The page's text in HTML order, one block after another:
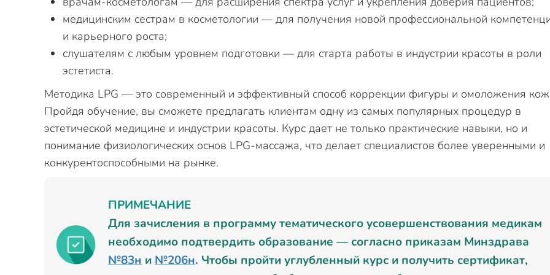
медицинским сестрам в косметологии — для получения новой профессиональной
и карьерного роста;
слушателям с любым уровнем подготовки — для старта работы в индустрии красоты в роли
эстетиста.
Методика LPG — это современный и эффективный способ коррекции фигуры и омоложения
Пройдя обучение, вы сможете предлагать клиентам одну из самых популярных процедур в
эстетической медицине и индустрии красоты. Курс дает не только практические навыки, но и
понимание физиологических основ LPG-массажа, что делает специалистов более уверенными и
конкурентоспособными на рынке.
ПРИМЕЧАНИЕ
Для зачисления в программу тематического усовершенствования медикам
необходимо подтвердить образование — согласно приказам Минздрава
№83н и №206н. Чтобы пройти углубленный курс и получить сертификат,